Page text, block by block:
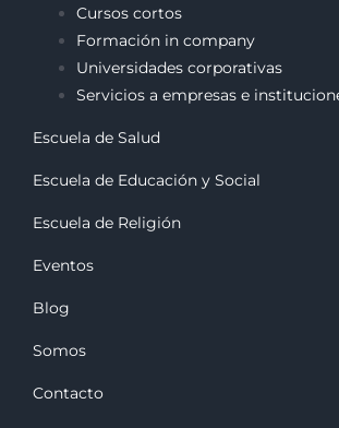
Cursos cortos
Formación in company
Universidades corporativas
Servicios a empresas e
Escuela de Salud
Escuela de Educación y Social
Escuela de Religión
Eventos
Blog
Somos
Contacto